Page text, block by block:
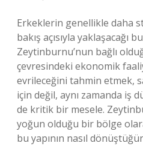
Erkeklerin genellikle daha
bakış açısıyla yaklaşacağı
Zeytinburnu’nun bağlı
çevresindeki ekonomik
evrileceğini tahmin etmek,
için değil, aynı zamanda iş
de kritik bir mesele.
yoğun olduğu bir bölge
bu yapının nasıl